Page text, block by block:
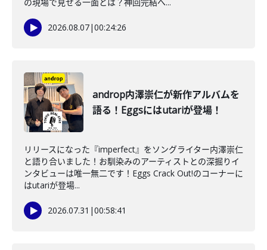
2026.08.07|00:24:26
androp内澤崇仁が新作アルバムを
語る！Eggsにはutariが登場！
リリースになった『imperfect』をソングライター内澤崇仁
と語り合いました！お馴染みのアーティストとの深掘りイ
ンタビューは唯一無二です！Eggs Crack Out!のコーナーに
はutariが登場...
2026.07.31 |00:58:41